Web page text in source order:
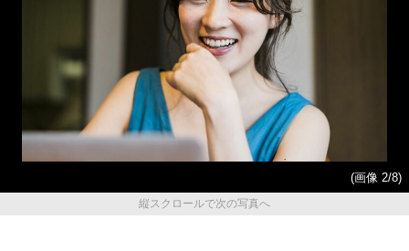
(画像 2/8)
縦スクロールで次の写真へ